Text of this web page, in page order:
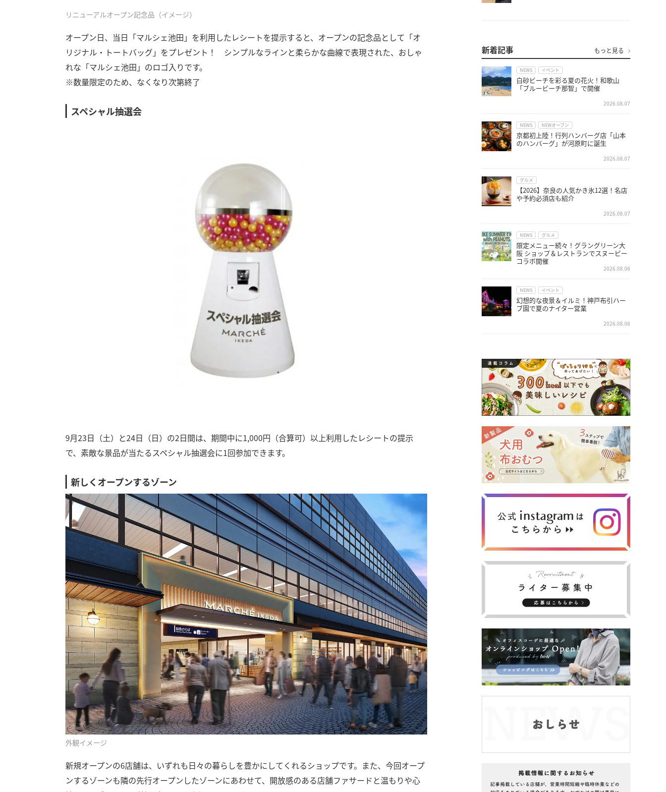
リニューアルオープン記念品（イメージ）
オープン日、当日「マルシェ池田」を利用したレシートを提示すると、オープンの記念品として「オ
リジナル・トートバッグ」をプレゼント！ シンプルなラインと柔らかな曲線で表現された、おしゃ
れな「マルシェ池田」のロゴ入りです。
※数量限定のため、なくなり次第終了
スペシャル抽選会
9月23日（土）と24日（日）の2日間は、期間中に1,000円（合算可）以上利用したレシートの提示
で、素敵な景品が当たるスペシャル抽選会に1回参加できます。
新しくオープンするゾーン
外観イメージ
新規オープンの6店舗は、いずれも日々の暮らしを豊かにしてくれるショップです。また、今回オープ
ンするゾーンも隣の先行オープンしたゾーンにあわせて、開放感のある店舗ファサードと温もりや心
新着記事 もっと見る
NEWS イベント
白砂ビーチを彩る夏の花火！和歌山
「ブルービーチ那智」で開催
2026.08.07
NEWS NEWオープン
京都初上陸！行列ハンバーグ店「山本
のハンバーグ」が河原町に誕生
2026.08.07
グルメ
【2026】奈良の人気かき氷12選！名店
や予約必須店も紹介
2026.08.07
NEWS グルメ
限定メニュー続々！グラングリーン大
阪 ショップ＆レストランでスヌーピー
コラボ開催
2026.08.06
NEWS イベント
幻想的な夜景＆イルミ！神戸布引ハー
ブ園で夏のナイター営業
2026.08.06